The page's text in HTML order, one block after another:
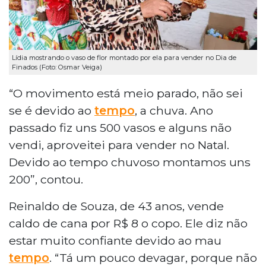
Lídia mostrando o vaso de flor montado por ela para vender no Dia de
Finados (Foto: Osmar Veiga)
“O movimento está meio parado, não sei
se é devido ao tempo, a chuva. Ano
passado fiz uns 500 vasos e alguns não
vendi, aproveitei para vender no Natal.
Devido ao tempo chuvoso montamos uns
200”, contou.
Reinaldo de Souza, de 43 anos, vende
caldo de cana por R$ 8 o copo. Ele diz não
estar muito confiante devido ao mau
tempo. “Tá um pouco devagar, porque não